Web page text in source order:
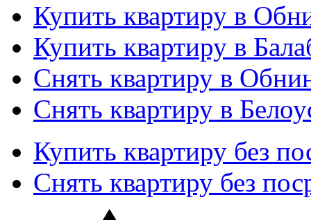
Купить квартиру в
Купить квартиру в
Снять квартиру в
Снять квартиру в
Купить квартиру без
Снять квартиру без